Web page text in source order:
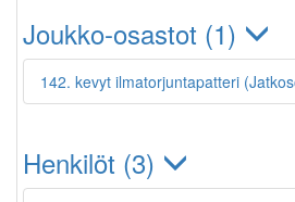
Joukko-osastot (1)
142. kevyt ilmatorjuntapatteri
Henkilöt (3)